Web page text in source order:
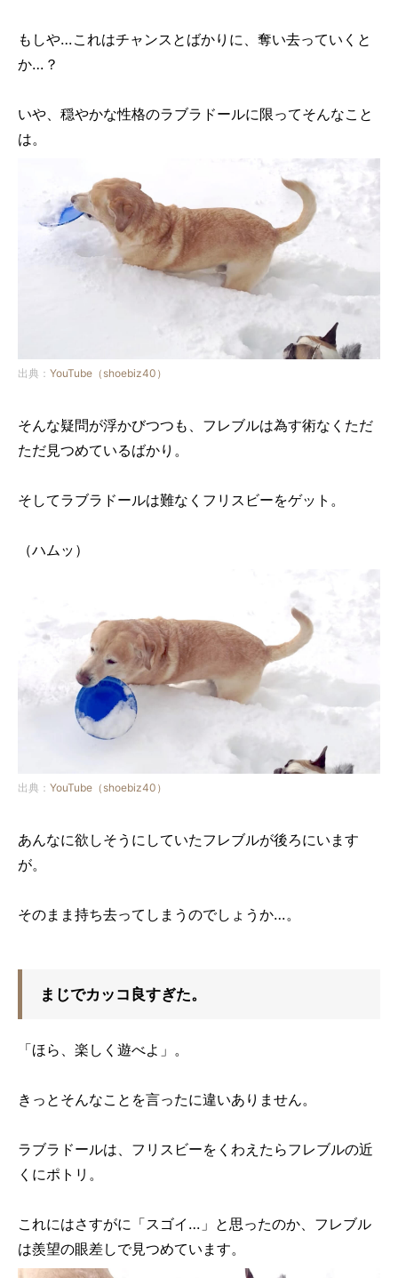
もしや…これはチャンスとばかりに、奪い去っていくと
か…？
いや、穏やかな性格のラブラドールに限ってそんなこと
は。
出典： YouTube（shoebiz40）
そんな疑問が浮かびつつも、フレブルは為す術なくただ
ただ見つめているばかり。
そしてラブラドールは難なくフリスビーをゲット。
（ハムッ）
出典： YouTube（shoebiz40）
あんなに欲しそうにしていたフレブルが後ろにいます
が。
そのまま持ち去ってしまうのでしょうか…。
まじでカッコ良すぎた。
「ほら、楽しく遊べよ」。
きっとそんなことを言ったに違いありません。
ラブラドールは、フリスビーをくわえたらフレブルの近
くにポトリ。
これにはさすがに「スゴイ…」と思ったのか、フレブル
は羨望の眼差しで見つめています。